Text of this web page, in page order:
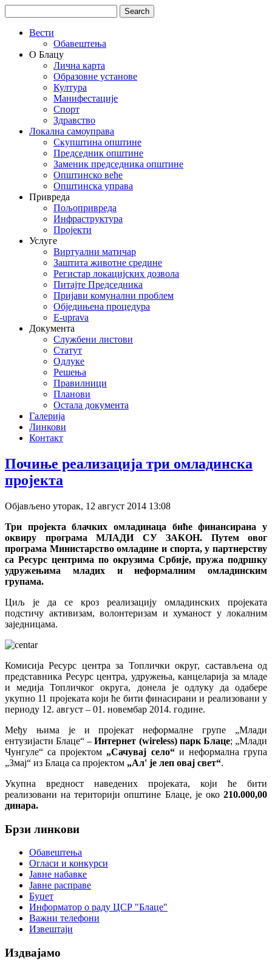
Вести
Обавештења
О Блацу
Лична карта
Образовне установе
Култура
Манифестације
Спорт
Здравство
Локална самоуправа
Скупштина општине
Председник општине
Заменик председника општине
Општинско веће
Општинска управа
Привреда
Пољопривреда
Инфраструктура
Пројекти
Услуге
Виртуални матичар
Заштита животне средине
Регистар локацијских дозвола
Питајте Председника
Пријави комунални проблем
Обједињена процедура
E-uprava
Документа
Службени листови
Статут
Одлуке
Решења
Правилници
Планови
Остала документа
Галерија
Линкови
Контакт
deneme
bonusu
veren
deneme
bonusu
deneme
bonusu
veren
siteler
2024
bonusu
veren
bahis
siteleri
bonus
bahis
siteleri
deneme
bonusu
veren
siteler
deneme
bonusu
veren
siteleri
Yeni
Bonus
Siteler
Почиње реализација три омладинска
пројекта
Објављено уторак, 12 август 2014 13:08
Три пројекта блачких омладинаца биће финансирана у
оквиру програма МЛАДИ СУ ЗАКОН. Путем овог
програма Министарство омладине и спорта, у партнерству
са Ресурс центрима по окрузима Србије, пружа подршку
удружењима младих и неформалним омладинским
групама.
Циљ је да се кроз реализацију омладинских пројеката
подстичу активизам, волонтеризам и хуманост у локалним
заједницама.
Комисија Ресурс центра за Топлички округ, састављена од
представника Ресурс центра, удружења, канцеларија за младе
и медија Топличког округа, донела је одлуку да одабере
укупно 11 пројеката који ће бити финасирани и реализовани у
периоду 12. август – 01. новембар 2014. године.
Међу њима је и пројекат неформалне групе „Млади
ентузијасти Блаце“ –Интернет (wireless) парк Блаце; „Млади
Чунгуле“ са пројектом „Сачувај село“и неформална група
„Змај“ из Блаца са пројектом „Ал' је леп овај свет“.
Укупна вредност наведених пројеката, који ће бити
реализовани на територији општине Блаце, је око 210.000,00
динара.
Брзи линкови
Обавештења
Огласи и конкурси
Јавне набавке
Јавне расправе
Буџет
Информатор о раду ЦСР "Блаце"
Важни телефони
Извештаји
Издвајамо